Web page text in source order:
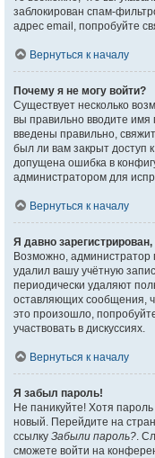
заблокирован спам-
адрес email, попробуйте
Вернуться к началу
Почему я не могу войти?
Существует несколько
вы правильно вводите
введены правильно,
был ли вам закрыт доступ
допущена ошибка в
администратором для
Вернуться к началу
Я давно
Возможно, администратор
удалил вашу учётную
периодически удаляют
оставляющих сообщения,
это произошло,
участвовать в дискуссиях.
Вернуться к началу
Я забыл пароль!
Не паникуйте! Хотя
новый. Перейдите на
ссылку Забыли пароль?.
сможете войти на